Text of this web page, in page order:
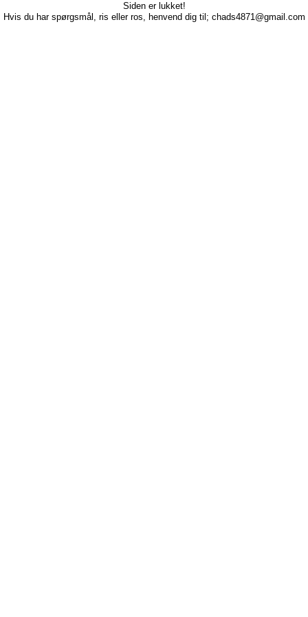
Siden er lukket!
Hvis du har spørgsmål, ris eller ros, henvend dig til; chads4871@gmail.com